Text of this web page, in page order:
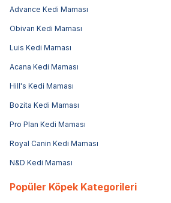
Advance Kedi Maması
Obivan Kedi Maması
Luis Kedi Maması
Acana Kedi Maması
Hill's Kedi Maması
Bozita Kedi Maması
Pro Plan Kedi Maması
Royal Canin Kedi Maması
N&D Kedi Maması
Popüler Köpek Kategorileri